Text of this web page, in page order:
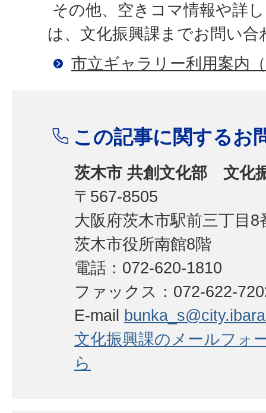
その他、空きコマ情報や詳
は、文化振興課までお問い
市立ギャラリー利用案内
この記事に関するお
茨木市 共創文化部 文化
〒567-8505
大阪府茨木市駅前三丁目8
茨木市役所南館8階
電話：072-620-1810
ファックス：072-622-
E-mail
文化振興課のメールフォ
ら